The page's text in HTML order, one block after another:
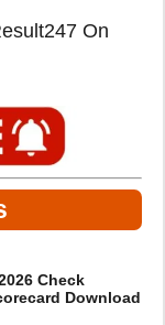
On
Check
Download